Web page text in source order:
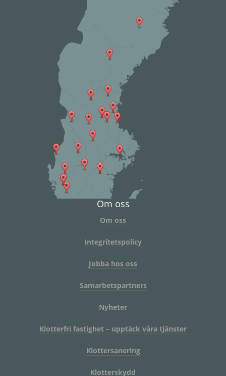
Om oss
Om oss
Integritetspolicy
Jobba hos oss
Samarbetspartners
Nyheter
Klotterfri fastighet – upptäck våra tjänster
Klottersanering
Klotterskydd